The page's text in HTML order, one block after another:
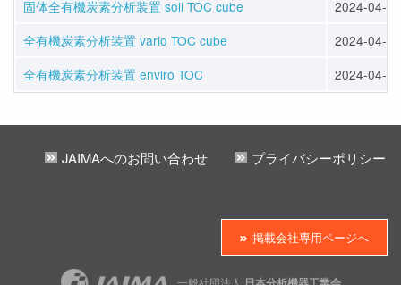
固体全有機炭素分析装置 soli TOC cube
2024-04-12
全有機炭素分析装置 vario TOC cube
2024-04-12
全有機炭素分析装置 enviro TOC
2024-04-12
JAIMAへのお問い合わせ プライバシーポリシー
掲載会社専用ページへ
一般社団法人